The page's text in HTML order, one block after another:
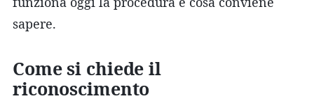
sapere.
Come si chiede il
riconoscimento